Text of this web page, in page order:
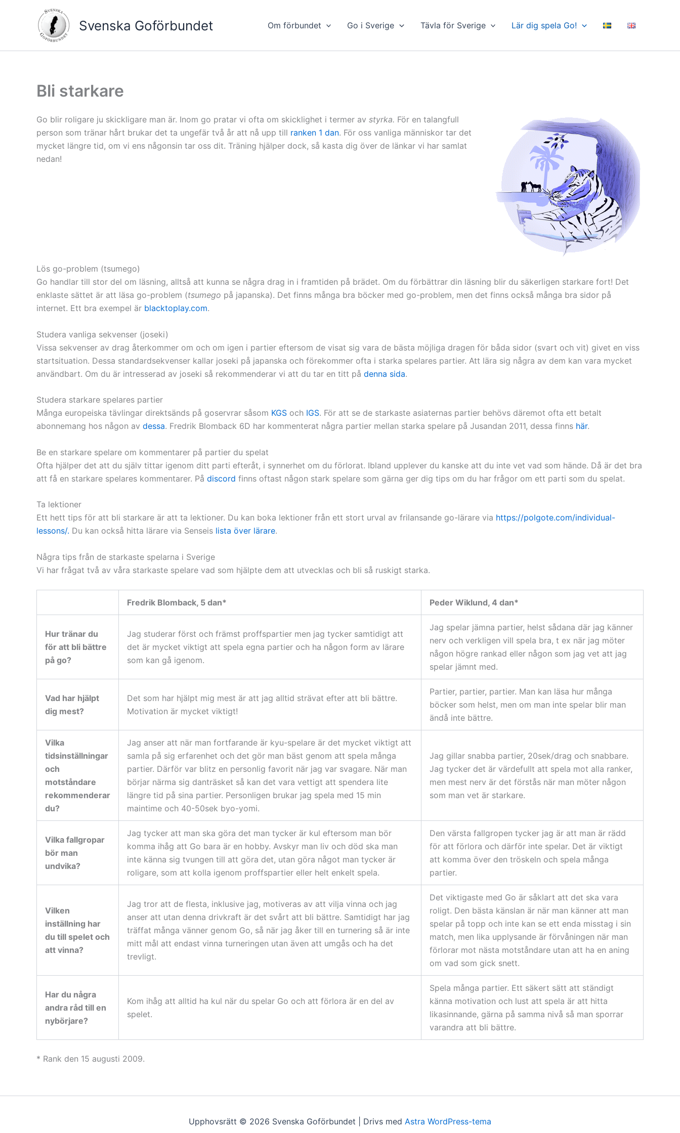
Svenska Goförbundet Om förbundet Go i Sverige Tävla för Sverige Lär dig spela Go!
Bli starkare
Go blir roligare ju skickligare man är. Inom go pratar vi ofta om skicklighet i termer av styrka. För en talangfull
person som tränar hårt brukar det ta ungefär två år att nå upp till ranken 1 dan. För oss vanliga människor tar det
mycket längre tid, om vi ens någonsin tar oss dit. Träning hjälper dock, så kasta dig över de länkar vi har samlat
nedan!
Lös go-problem (tsumego)
Go handlar till stor del om läsning, alltså att kunna se några drag in i framtiden på brädet. Om du förbättrar din läsning blir du säkerligen starkare fort! Det
enklaste sättet är att läsa go-problem (tsumego på japanska). Det finns många bra böcker med go-problem, men det finns också många bra sidor på
internet. Ett bra exempel är blacktoplay.com.
Studera vanliga sekvenser (joseki)
Vissa sekvenser av drag återkommer om och om igen i partier eftersom de visat sig vara de bästa möjliga dragen för båda sidor (svart och vit) givet en viss
startsituation. Dessa standardsekvenser kallar joseki på japanska och förekommer ofta i starka spelares partier. Att lära sig några av dem kan vara mycket
användbart. Om du är intresserad av joseki så rekommenderar vi att du tar en titt på denna sida.
Studera starkare spelares partier
Många europeiska tävlingar direktsänds på goservrar såsom KGS och IGS. För att se de starkaste asiaternas partier behövs däremot ofta ett betalt
abonnemang hos någon av dessa. Fredrik Blomback 6D har kommenterat några partier mellan starka spelare på Jusandan 2011, dessa finns här.
Be en starkare spelare om kommentarer på partier du spelat
Ofta hjälper det att du själv tittar igenom ditt parti efteråt, i synnerhet om du förlorat. Ibland upplever du kanske att du inte vet vad som hände. Då är det bra
att få en starkare spelares kommentarer. På discord finns oftast någon stark spelare som gärna ger dig tips om du har frågor om ett parti som du spelat.
Ta lektioner
Ett hett tips för att bli starkare är att ta lektioner. Du kan boka lektioner från ett stort urval av frilansande go-lärare via https://polgote.com/individual-
lessons/. Du kan också hitta lärare via Senseis lista över lärare.
Några tips från de starkaste spelarna i Sverige
Vi har frågat två av våra starkaste spelare vad som hjälpte dem att utvecklas och bli så ruskigt starka.
Fredrik Blomback, 5 dan* Peder Wiklund, 4 dan*
Hur tränar du
för att bli bättre
på go?
Jag studerar först och främst proffspartier men jag tycker samtidigt att
det är mycket viktigt att spela egna partier och ha någon form av lärare
som kan gå igenom.
Jag spelar jämna partier, helst sådana där jag känner
nerv och verkligen vill spela bra, t ex när jag möter
någon högre rankad eller någon som jag vet att jag
spelar jämnt med.
Vad har hjälpt
dig mest?
Det som har hjälpt mig mest är att jag alltid strävat efter att bli bättre.
Motivation är mycket viktigt!
Partier, partier, partier. Man kan läsa hur många
böcker som helst, men om man inte spelar blir man
ändå inte bättre.
Vilka
tidsinställningar
och
motståndare
rekommenderar
du?
Jag anser att när man fortfarande är kyu-spelare är det mycket viktigt att
samla på sig erfarenhet och det gör man bäst genom att spela många
partier. Därför var blitz en personlig favorit när jag var svagare. När man
börjar närma sig danträsket så kan det vara vettigt att spendera lite
längre tid på sina partier. Personligen brukar jag spela med 15 min
maintime och 40-50sek byo-yomi.
Jag gillar snabba partier, 20sek/drag och snabbare.
Jag tycker det är värdefullt att spela mot alla ranker,
men mest nerv är det förstås när man möter någon
som man vet är starkare.
Vilka fallgropar
bör man
undvika?
Jag tycker att man ska göra det man tycker är kul eftersom man bör
komma ihåg att Go bara är en hobby. Avskyr man liv och död ska man
inte känna sig tvungen till att göra det, utan göra något man tycker är
roligare, som att kolla igenom proffspartier eller helt enkelt spela.
Den värsta fallgropen tycker jag är att man är rädd
för att förlora och därför inte spelar. Det är viktigt
att komma över den tröskeln och spela många
partier.
Vilken
inställning har
du till spelet och
att vinna?
Jag tror att de flesta, inklusive jag, motiveras av att vilja vinna och jag
anser att utan denna drivkraft är det svårt att bli bättre. Samtidigt har jag
träffat många vänner genom Go, så när jag åker till en turnering så är inte
mitt mål att endast vinna turneringen utan även att umgås och ha det
trevligt.
Det viktigaste med Go är såklart att det ska vara
roligt. Den bästa känslan är när man känner att man
spelar på topp och inte kan se ett enda misstag i sin
match, men lika upplysande är förvåningen när man
förlorar mot nästa motståndare utan att ha en aning
om vad som gick snett.
Har du några
andra råd till en
nybörjare?
Kom ihåg att alltid ha kul när du spelar Go och att förlora är en del av
spelet.
Spela många partier. Ett säkert sätt att ständigt
känna motivation och lust att spela är att hitta
likasinnande, gärna på samma nivå så man sporrar
varandra att bli bättre.
* Rank den 15 augusti 2009.
Upphovsrätt © 2026 Svenska Goförbundet | Drivs med Astra WordPress-tema